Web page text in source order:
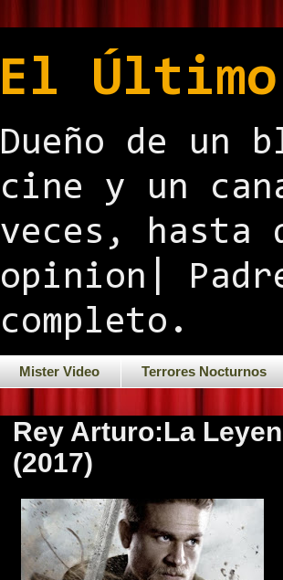
El
Dueño de un
cine y un
veces, hasta
opinion|
completo.
Mister Video Terrores Nocturnos
Rey Arturo:La
(2017)